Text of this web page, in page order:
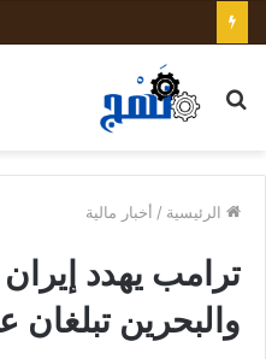
بحث
الرئيسية / أخبار مالية
ترامب يهدد إيران
والبحرين